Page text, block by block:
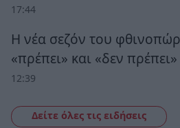
17:44
Η νέα σεζόν του
«πρέπει» και «δεν πρέπει»
12:39
Δείτε όλες τις ειδήσεις